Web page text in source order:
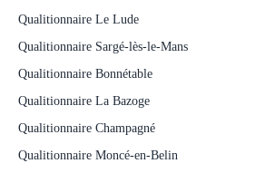
Qualitionnaire Le Lude
Qualitionnaire Sargé-lès-le-Mans
Qualitionnaire Bonnétable
Qualitionnaire La Bazoge
Qualitionnaire Champagné
Qualitionnaire Moncé-en-Belin